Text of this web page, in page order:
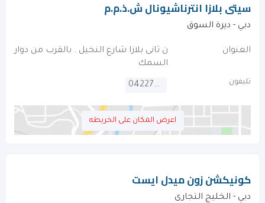
سيتى بلازا انترناشيونال ش.ذ.م.م
دبي - ديرة السوق
العنوان
ن ثانى بلازا شارع النخيل . بالقرب من دوار
السمك
تليفون 042278549
اعرض المكان على الخريطه
كونيكشن زون ميدل ايست
دبي - الخليج التجارى